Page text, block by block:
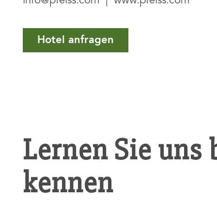
Hotel anfragen
Lernen Sie uns
kennen